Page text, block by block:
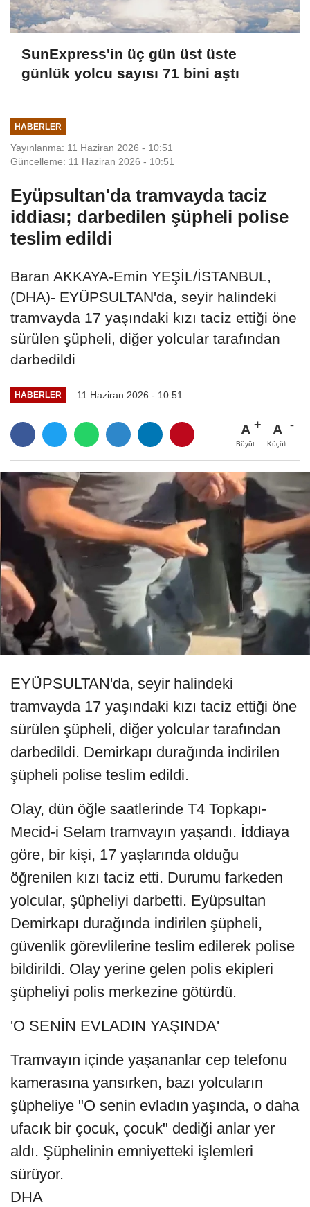
SunExpress'in üç gün üst üste
günlük yolcu sayısı 71 bini aştı
HABERLER
Yayınlanma: 11 Haziran 2026 - 10:51
Güncelleme: 11 Haziran 2026 - 10:51
Eyüpsultan'da tramvayda taciz
iddiası; darbedilen şüpheli polise
teslim edildi
Baran AKKAYA-Emin YEŞİL/İSTANBUL,
(DHA)- EYÜPSULTAN'da, seyir halindeki
tramvayda 17 yaşındaki kızı taciz ettiği öne
sürülen şüpheli, diğer yolcular tarafından
darbedildi
HABERLER 11 Haziran 2026 - 10:51
A
Büyüt
A
Küçült
EYÜPSULTAN'da, seyir halindeki
tramvayda 17 yaşındaki kızı taciz ettiği öne
sürülen şüpheli, diğer yolcular tarafından
darbedildi. Demirkapı durağında indirilen
şüpheli polise teslim edildi.
Olay, dün öğle saatlerinde T4 Topkapı-
Mecid-i Selam tramvayın yaşandı. İddiaya
göre, bir kişi, 17 yaşlarında olduğu
öğrenilen kızı taciz etti. Durumu farkeden
yolcular, şüpheliyi darbetti. Eyüpsultan
Demirkapı durağında indirilen şüpheli,
güvenlik görevlilerine teslim edilerek polise
bildirildi. Olay yerine gelen polis ekipleri
şüpheliyi polis merkezine götürdü.
'O SENİN EVLADIN YAŞINDA'
Tramvayın içinde yaşananlar cep telefonu
kamerasına yansırken, bazı yolcuların
şüpheliye "O senin evladın yaşında, o daha
ufacık bir çocuk, çocuk" dediği anlar yer
aldı. Şüphelinin emniyetteki işlemleri
sürüyor.
DHA